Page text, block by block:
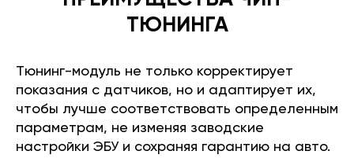
ТЮНИНГА
Тюнинг-модуль не только корректирует
показания с датчиков, но и адаптирует их,
чтобы лучше соответствовать определенным
параметрам, не изменяя заводские
настройки ЭБУ и сохраняя гарантию на авто.